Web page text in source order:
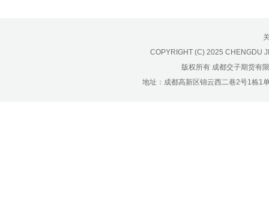
COPYRIGHT (C) 2025 CHENGDU
版权所有 成都交子期货有
地址：成都高新区锦云西二巷2号1栋1